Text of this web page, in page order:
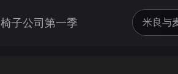
椅子公司第一季